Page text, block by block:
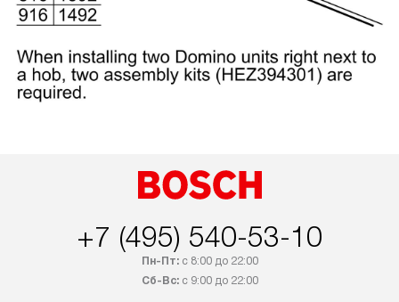
+7 (495) 540-53-10
Пн-Пт:с 8:00 до 22:00
Сб-Вс:с 9:00 до 22:00